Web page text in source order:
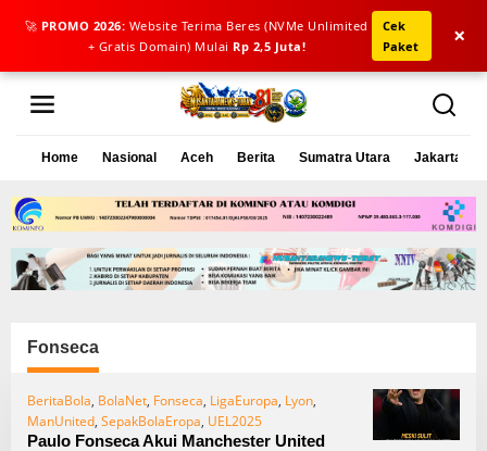
🚀 PROMO 2026: Website Terima Beres (NVMe Unlimited
+ Gratis Domain) Mulai Rp 2,5 Juta!
Cek
Paket
×
L
Home Nasional Aceh Berita Sumatra Utara Jakarta
Fonseca
BeritaBola, BolaNet, Fonseca, LigaEuropa, Lyon,
ManUnited, SepakBolaEropa, UEL2025
Paulo Fonseca Akui Manchester United